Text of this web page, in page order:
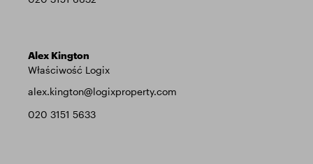
Alex Kington
Właściwość Logix
alex.kington@logixproperty.com
020 3151 5633